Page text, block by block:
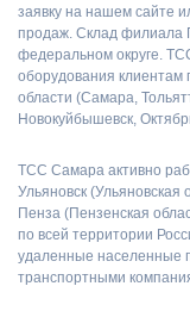
заявку на нашем сайте
продаж. Склад филиала
федеральном округе.
оборудования
области (Самара,
Новокуйбышевск,
ТСС Самара активно
Ульяновск (Ульяновская
Пенза (Пензенская
по всей территории
удаленные населенные
транспортными